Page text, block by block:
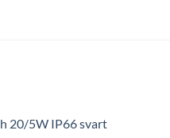
20/5W IP66 svart